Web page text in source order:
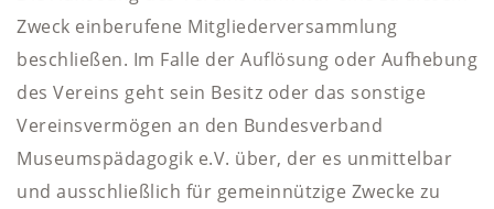
Zweck einberufene Mitgliederversammlung
beschließen. Im Falle der Auflösung oder Aufhebung
des Vereins geht sein Besitz oder das sonstige
Vereinsvermögen an den Bundesverband
Museumspädagogik e.V. über, der es unmittelbar
und ausschließlich für gemeinnützige Zwecke zu